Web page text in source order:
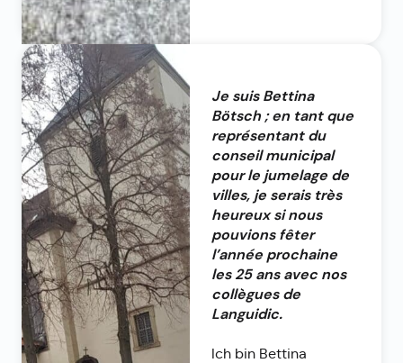
Je suis Bettina
Bötsch ; en tant que
représentant du
conseil municipal
pour le jumelage de
villes, je serais très
heureux si nous
pouvions fêter
l’année prochaine
les 25 ans avec nos
collègues de
Languidic.
Ich bin Bettina